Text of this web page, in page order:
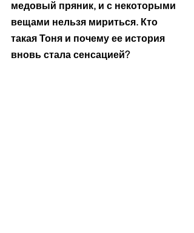
медовый пряник, и с некоторыми
вещами нельзя мириться. Кто
такая Тоня и почему ее история
вновь стала сенсацией?